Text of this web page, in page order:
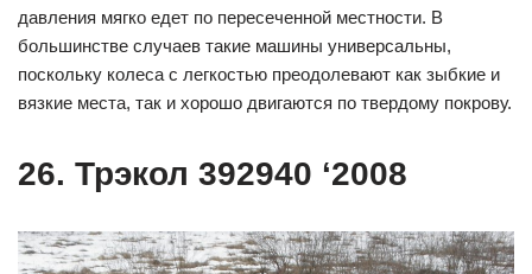
давления мягко едет по пересеченной местности. В
большинстве случаев такие машины универсальны,
поскольку колеса с легкостью преодолевают как зыбкие и
вязкие места, так и хорошо двигаются по твердому покрову.
26. Трэкол 392940 ‘2008